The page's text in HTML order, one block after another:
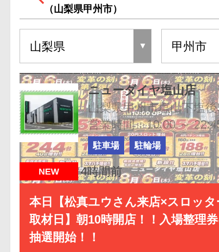
（山梨県甲州市）
ニューダイヤ塩山店
山梨県甲州市塩山下塩
営業時間：10:00 ～
駐車場 駐輪場
NEW 4時間前
本日【松真ユウさん来店×スロッ
取材日】朝10時開店！！入場整理
抽選開始！！